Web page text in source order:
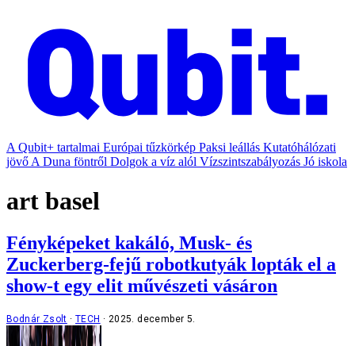
A Qubit+ tartalmai Európai tűzkörkép Paksi leállás Kutatóhálózati
jövő A Duna föntről Dolgok a víz alól Vízszintszabályozás Jó iskola
art basel
Fényképeket kakáló, Musk- és
Zuckerberg-fejű robotkutyák lopták el a
show-t egy elit művészeti vásáron
Bodnár Zsolt TECH 2025. december 5.